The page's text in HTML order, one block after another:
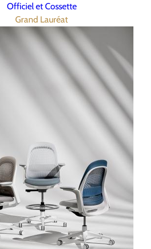
Officiel et Cossette
Grand Lauréat